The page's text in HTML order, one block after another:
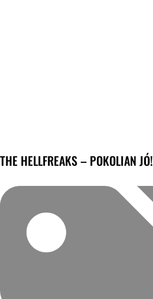
THE HELLFREAKS – POKOLIAN JÓ!